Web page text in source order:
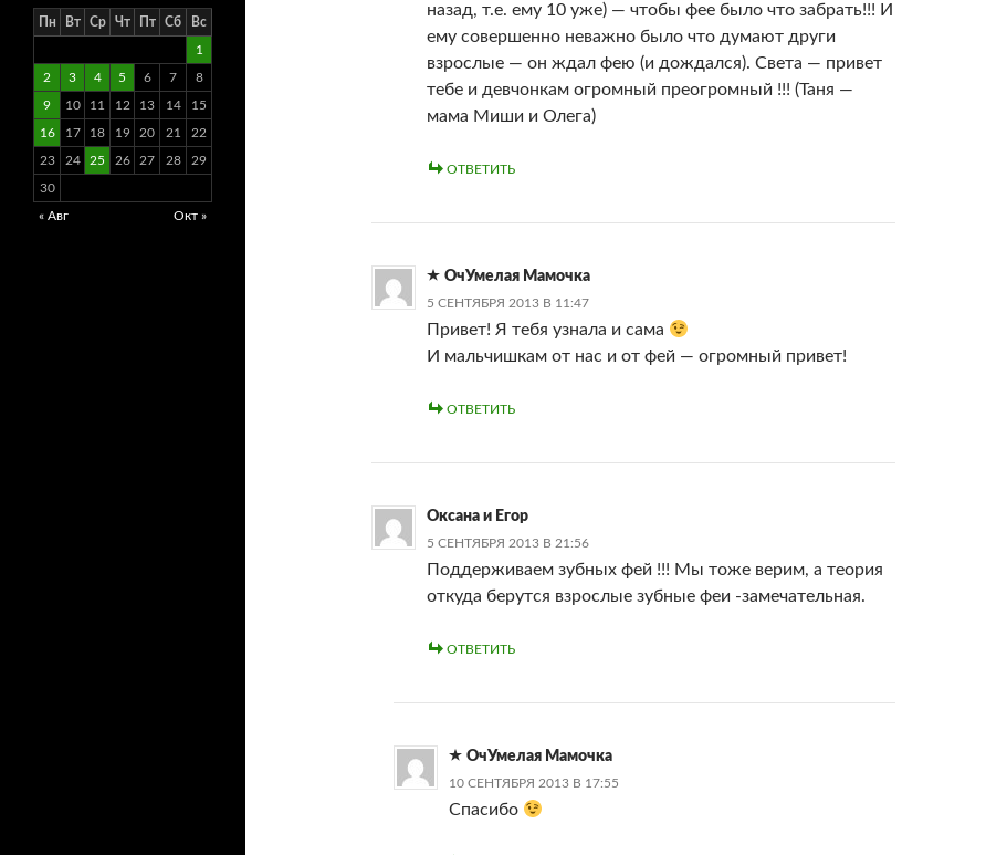
назад, т.е. ему 10 уже) — чтобы фее было что забрать!!! И
ему совершенно неважно было что думают други
взрослые — он ждал фею (и дождался). Света — привет
тебе и девчонкам огромный преогромный !!! (Таня —
мама Миши и Олега)
ОТВЕТИТЬ
ОчУмелая Мамочка
5 СЕНТЯБРЯ 2013 В 11:47
Привет! Я тебя узнала и сама
И мальчишкам от нас и от фей — огромный привет!
ОТВЕТИТЬ
Оксана и Егор
5 СЕНТЯБРЯ 2013 В 21:56
Поддерживаем зубных фей !!! Мы тоже верим, а теория
откуда берутся взрослые зубные феи -замечательная.
ОТВЕТИТЬ
ОчУмелая Мамочка
10 СЕНТЯБРЯ 2013 В 17:55
Спасибо
Пн Вт Ср Чт Пт Сб Вс
1
2 3 4 5 6 7 8
9 10 11 12 13 14 15
16 17 18 19 20 21 22
23 24 25 26 27 28 29
30
« Авг Окт »